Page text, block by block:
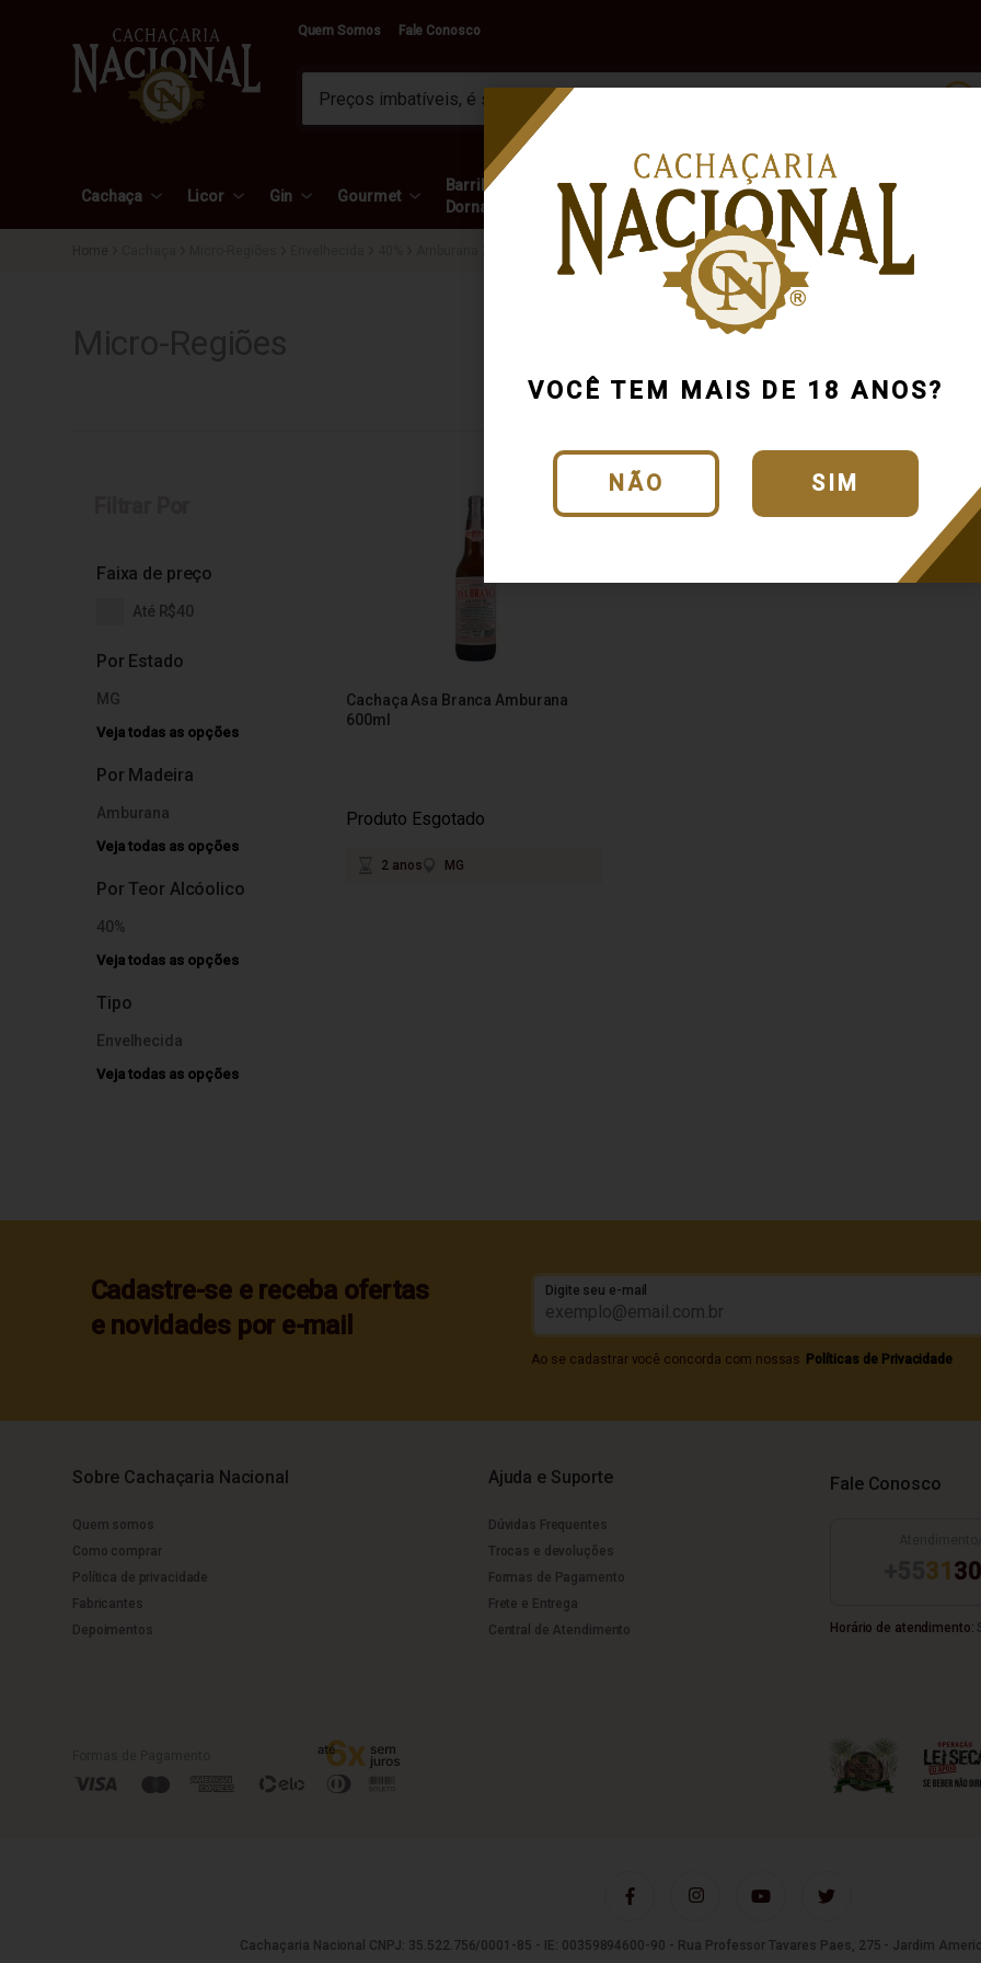
VOCÊ TEM MAIS DE 18 ANOS?
NÃO SIM
Quem Somos Fale Conosco
Cachaça Licor Gin Gourmet
Barril e
Dorna
Acessórios
Outras
Bebidas
Marcas
Por Estado
MG
Veja todas as opções
Por Madeira
Amburana
Veja todas as opções
Por Teor Alcóolico
40%
Veja todas as opções
Tipo
Envelhecida
Veja todas as opções
Faixa de preço
Até R$40
Cachaça Asa Branca Amburana
600ml
Produto Esgotado
2 anos MG
Cadastre-se e receba ofertas
e novidades por e-mail
Digite seu e-mail
Ao se cadastrar você concorda com nossas Políticas de Privacidade
Sobre Cachaçaria Nacional
Quem somos
Como comprar
Política de privacidade
Fabricantes
Depoimentos
Ajuda e Suporte
Dúvidas Frequentes
Trocas e devoluções
Formas de Pagamento
Frete e Entrega
Central de Atendimento
Fale Conosco
31
Horário de atendimento:
Cachaçaria Nacional CNPJ: 35.522.756/0001-85 - IE: 00359894600-90 - Rua Professor Tavares Paes, 275 - Jardim